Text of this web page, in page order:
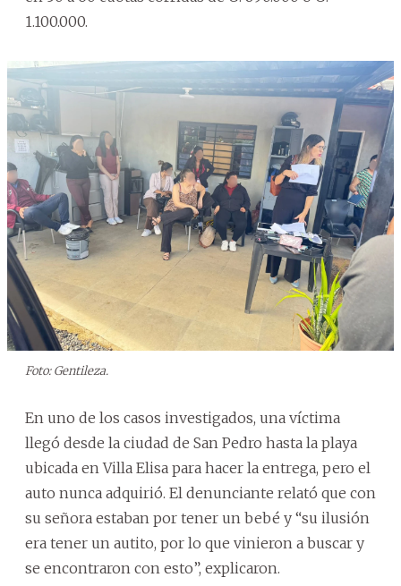
1.100.000.
Foto: Gentileza.
En uno de los casos investigados, una víctima
llegó desde la ciudad de San Pedro hasta la playa
ubicada en Villa Elisa para hacer la entrega, pero el
auto nunca adquirió. El denunciante relató que con
su señora estaban por tener un bebé y “su ilusión
era tener un autito, por lo que vinieron a buscar y
se encontraron con esto”, explicaron.